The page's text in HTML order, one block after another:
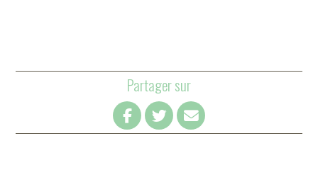
Partager sur